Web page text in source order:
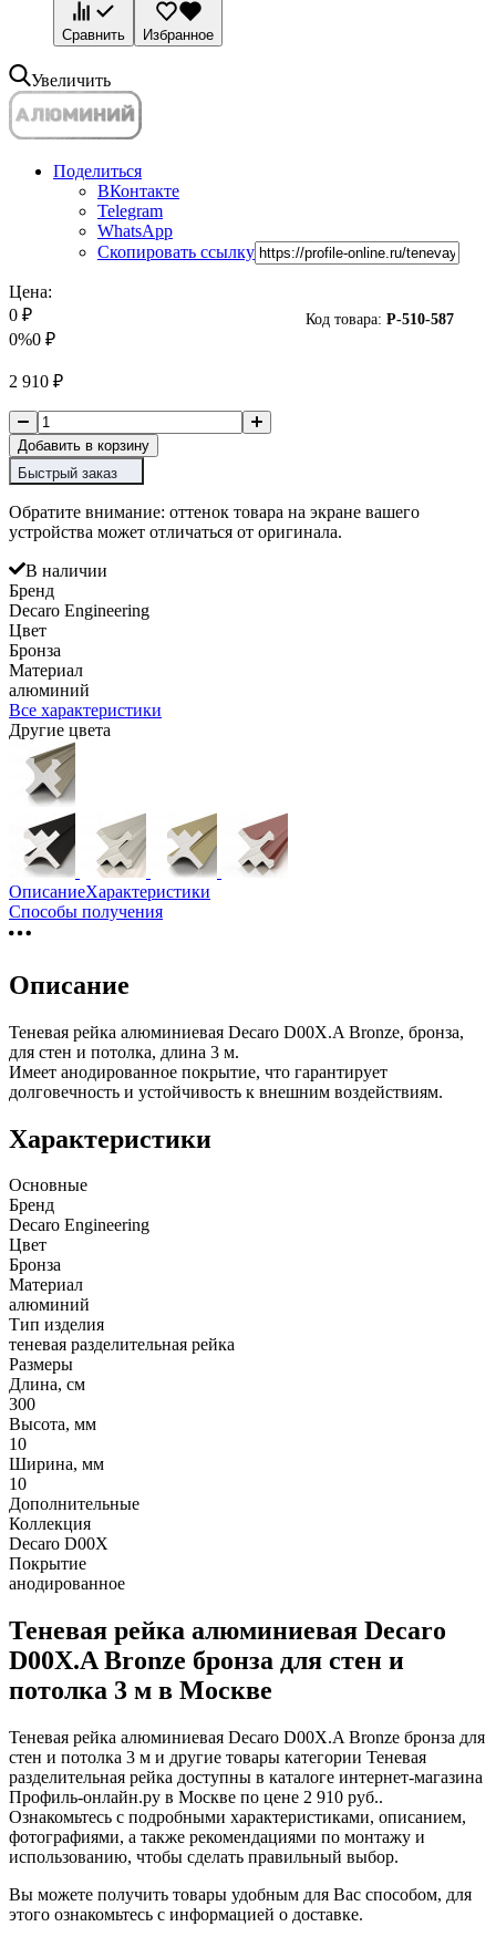
Сравнить Избранное
Увеличить
Поделиться
ВКонтакте
Telegram
WhatsApp
Скопировать ссылку
Код товара: P-510-587
Цена:
0 ₽
0%0 ₽
2 910 ₽
Добавить в корзину
Быстрый заказ
Обратите внимание: оттенок товара на экране вашего
устройства может отличаться от оригинала.
В наличии
Бренд
Decaro Engineering
Цвет
Бронза
Материал
алюминий
Все характеристики
Другие цвета
ОписаниеХарактеристики
Способы получения
Описание
Теневая рейка алюминиевая Decaro D00X.A Bronze, бронза,
для стен и потолка, длина 3 м.
Имеет анодированное покрытие, что гарантирует
долговечность и устойчивость к внешним воздействиям.
Характеристики
Основные
Бренд
Decaro Engineering
Цвет
Бронза
Материал
алюминий
Тип изделия
теневая разделительная рейка
Размеры
Длина, см
300
Высота, мм
10
Ширина, мм
10
Дополнительные
Коллекция
Decaro D00X
Покрытие
анодированное
Теневая рейка алюминиевая Decaro
D00X.A Bronze бронза для стен и
потолка 3 м в Москве
Теневая рейка алюминиевая Decaro D00X.A Bronze бронза для
стен и потолка 3 м и другие товары категории Теневая
разделительная рейка доступны в каталоге интернет-магазина
Профиль-онлайн.ру в Москве по цене 2 910 руб..
Ознакомьтесь с подробными характеристиками, описанием,
фотографиями, а также рекомендациями по монтажу и
использованию, чтобы сделать правильный выбор.
Вы можете получить товары удобным для Вас способом, для
этого ознакомьтесь с информацией о доставке.